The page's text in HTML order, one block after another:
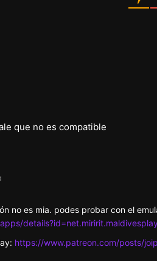
que no es compatible
no es mia. podes probar con el
https://www.patreon.com/posts/